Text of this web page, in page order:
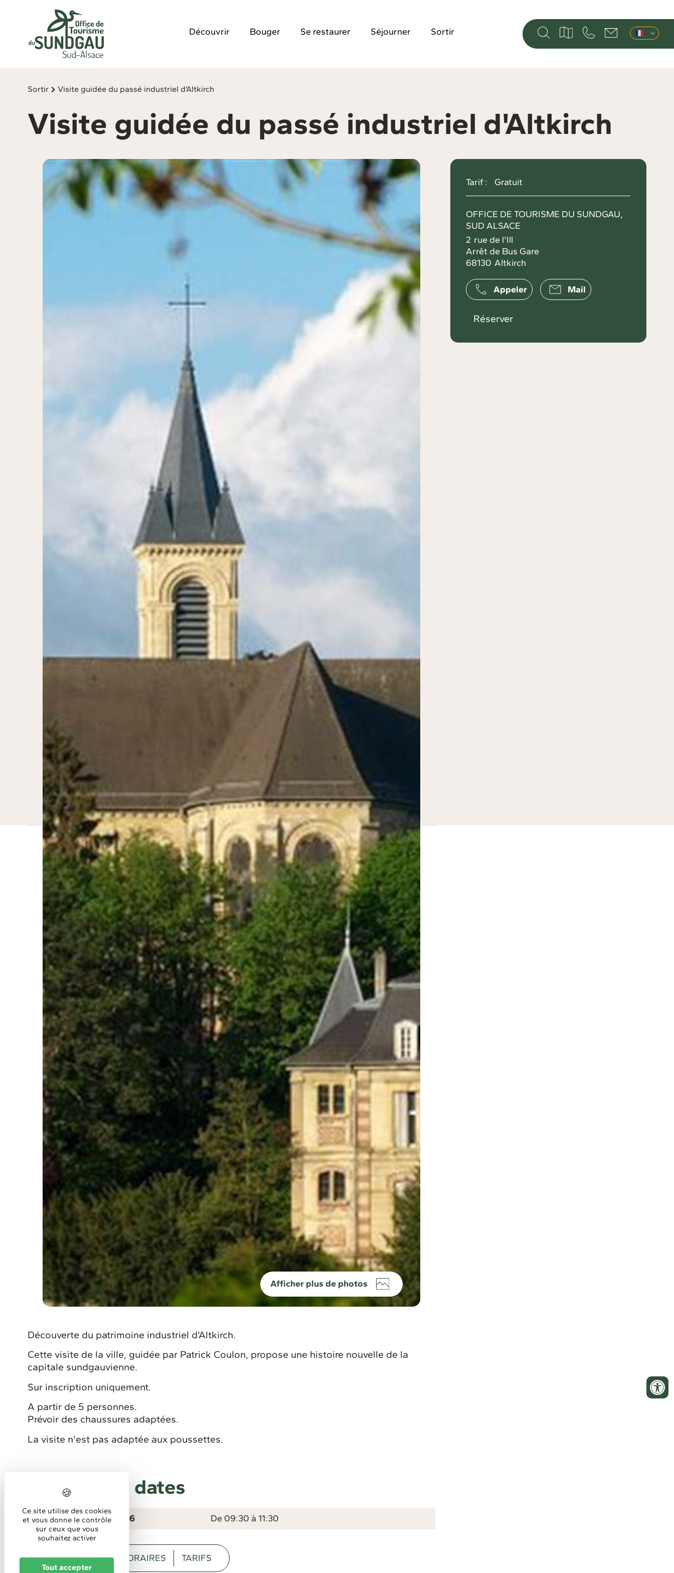
Découvrir Bouger Se restaurer Séjourner Sortir
Sortir Visite guidée du passé industriel d'Altkirch
Visite guidée du passé industriel d'Altkirch
Afficher plus de photos
Tarif : Gratuit
OFFICE DE TOURISME DU SUNDGAU,
SUD ALSACE
2 rue de l'Ill
Arrêt de Bus Gare
68130 Altkirch
Appeler Mail
Réserver
Découverte du patrimoine industriel d'Altkirch.
Cette visite de la ville, guidée par Patrick Coulon, propose une histoire nouvelle de la
capitale sundgauvienne.
Sur inscription uniquement.
A partir de 5 personnes.
Prévoir des chaussures adaptées.
La visite n'est pas adaptée aux poussettes.
Prochaines dates
Le Mercredi 12/08/2026 De 09:30 à 11:30
DESCRIPTION HORAIRES TARIFS
Ce site utilise des cookies
et vous donne le contrôle
sur ceux que vous
souhaitez activer
Tout accepter